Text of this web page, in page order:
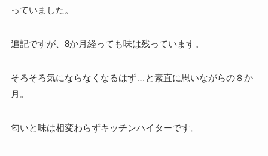
っていました。
追記ですが、8か月経っても味は残っています。
そろそろ気にならなくなるはず…と素直に思いながらの８か
月。
匂いと味は相変わらずキッチンハイターです。